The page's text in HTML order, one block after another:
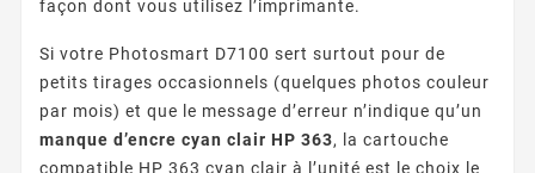
façon dont vous utilisez l’imprimante.
Si votre Photosmart D7100 sert surtout pour de
petits tirages occasionnels (quelques photos couleur
par mois) et que le message d’erreur n’indique qu’un
manque d’encre cyan clair HP 363, la cartouche
compatible HP 363 cyan clair à l’unité est le choix le